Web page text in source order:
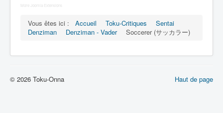
Objets
Lieux
Chronologie
Références
More Joomla Extensions
Vous êtes ici : Accueil Toku-Critiques
Sentai
Denziman
Denziman - Vader Soccerer (サッカラー)
Haut de page
© 2026 Toku-Onna